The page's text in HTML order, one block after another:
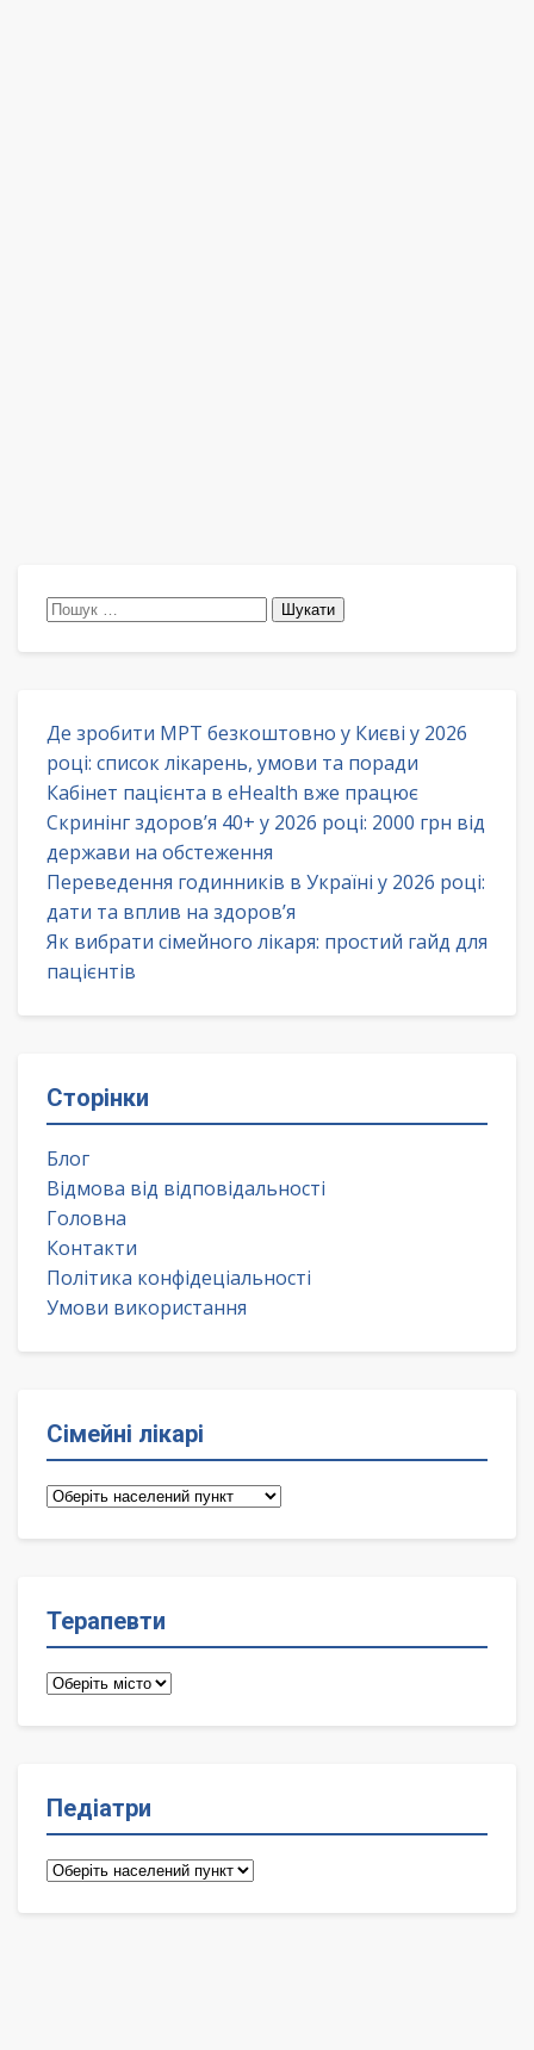
Пошук:
Де зробити МРТ безкоштовно у Києві у 2026
році: список лікарень, умови та поради
Кабінет пацієнта в eHealth вже працює
Скринінг здоров’я 40+ у 2026 році: 2000 грн від
держави на обстеження
Переведення годинників в Україні у 2026 році:
дати та вплив на здоров’я
Як вибрати сімейного лікаря: простий гайд для
пацієнтів
Сторінки
Блог
Відмова від відповідальності
Головна
Контакти
Політика конфідеціальності
Умови використання
Сімейні лікарі
Сімейні
Терапевти
Терапевти
Педіатри
Педіатри